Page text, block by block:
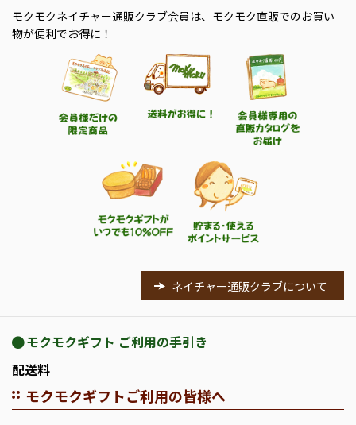
モクモクネイチャー通販クラブ会員は、モクモク直販でのお買い
物が便利でお得に！
ネイチャー通販クラブについて
モクモクギフト ご利用の手引き
配送料
モクモクギフトご利用の皆様へ